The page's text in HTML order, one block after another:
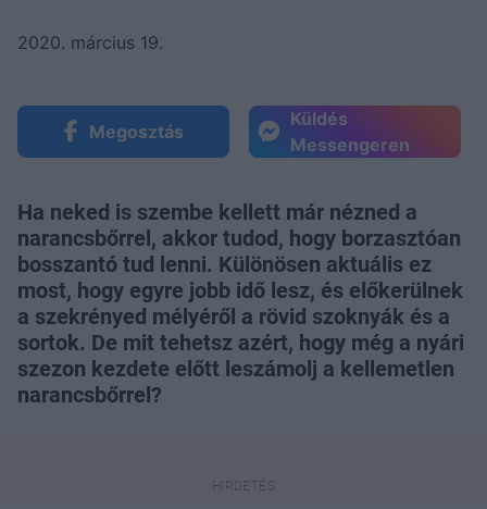
2020. március 19.
Megosztás
Küldés
Messengeren
Ha neked is szembe kellett már nézned a
narancsbőrrel, akkor tudod, hogy borzasztóan
bosszantó tud lenni. Különösen aktuális ez
most, hogy egyre jobb idő lesz, és előkerülnek
a szekrényed mélyéről a rövid szoknyák és a
sortok. De mit tehetsz azért, hogy még a nyári
szezon kezdete előtt leszámolj a kellemetlen
narancsbőrrel?